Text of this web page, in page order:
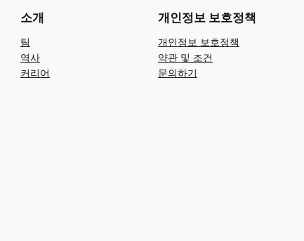
소개
팀
역사
커리어
개인정보 보호정책
개인정보 보호정책
약관 및 조건
문의하기